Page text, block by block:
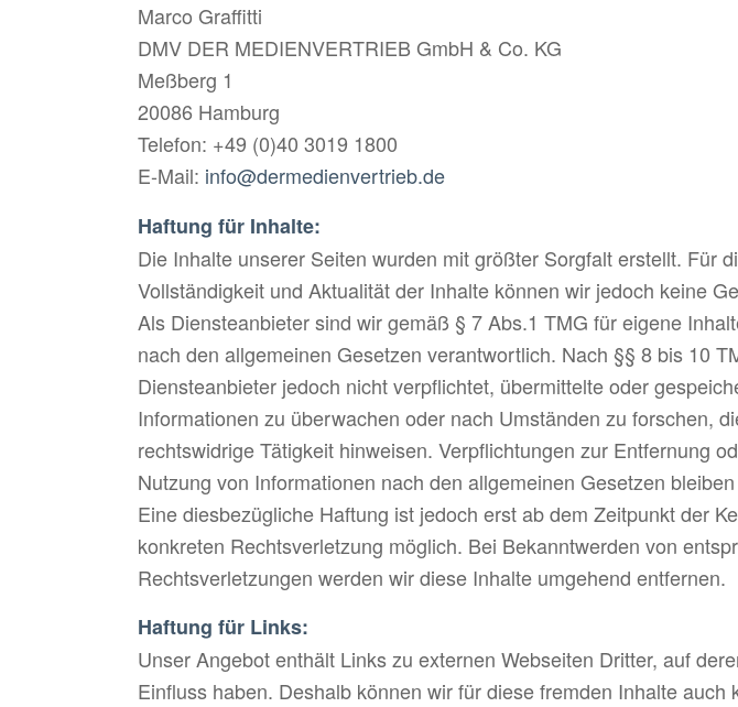
Marco Graffitti
DMV DER MEDIENVERTRIEB GmbH & Co. KG
Meßberg 1
20086 Hamburg
Telefon: +49 (0)40 3019 1800
E-Mail: info@dermedienvertrieb.de
Haftung für Inhalte:
Die Inhalte unserer Seiten wurden mit größter Sorgfalt erstellt. Für
Vollständigkeit und Aktualität der Inhalte können wir jedoch keine
Als Diensteanbieter sind wir gemäß § 7 Abs.1 TMG für eigene
nach den allgemeinen Gesetzen verantwortlich. Nach §§ 8 bis 10
Diensteanbieter jedoch nicht verpflichtet, übermittelte oder
Informationen zu überwachen oder nach Umständen zu forschen,
rechtswidrige Tätigkeit hinweisen. Verpflichtungen zur Entfernung
Nutzung von Informationen nach den allgemeinen Gesetzen
Eine diesbezügliche Haftung ist jedoch erst ab dem Zeitpunkt der
konkreten Rechtsverletzung möglich. Bei Bekanntwerden von
Rechtsverletzungen werden wir diese Inhalte umgehend entfernen.
Haftung für Links:
Unser Angebot enthält Links zu externen Webseiten Dritter, auf
Einfluss haben. Deshalb können wir für diese fremden Inhalte auch